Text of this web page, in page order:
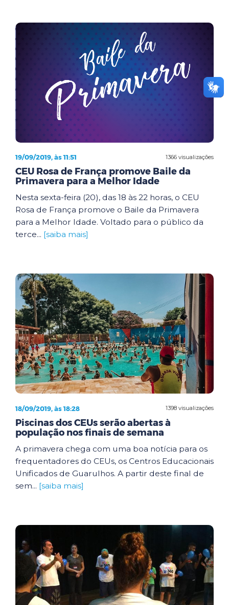
1366 visualizações
19/09/2019, às 11:51
CEU Rosa de França promove Baile da
Primavera para a Melhor Idade
Nesta sexta-feira (20), das 18 às 22 horas, o CEU
Rosa de França promove o Baile da Primavera
para a Melhor Idade. Voltado para o público da
terce... [saiba mais]
1398 visualizações
18/09/2019, às 18:28
Piscinas dos CEUs serão abertas à
população nos finais de semana
A primavera chega com uma boa notícia para os
frequentadores do CEUs, os Centros Educacionais
Unificados de Guarulhos. A partir deste final de
sem... [saiba mais]